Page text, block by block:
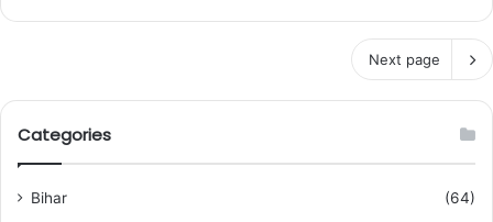
Next page
Categories
Bihar (64)